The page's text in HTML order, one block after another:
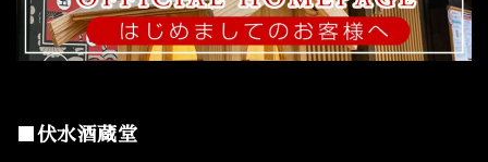
■伏水酒蔵堂